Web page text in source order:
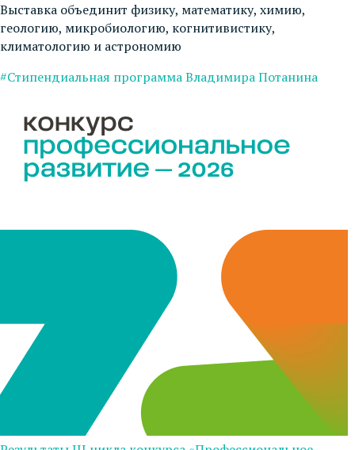
Выставка объединит физику, математику, химию,
геологию, микробиологию, когнитивистику,
климатологию и астрономию
#Стипендиальная программа Владимира Потанина